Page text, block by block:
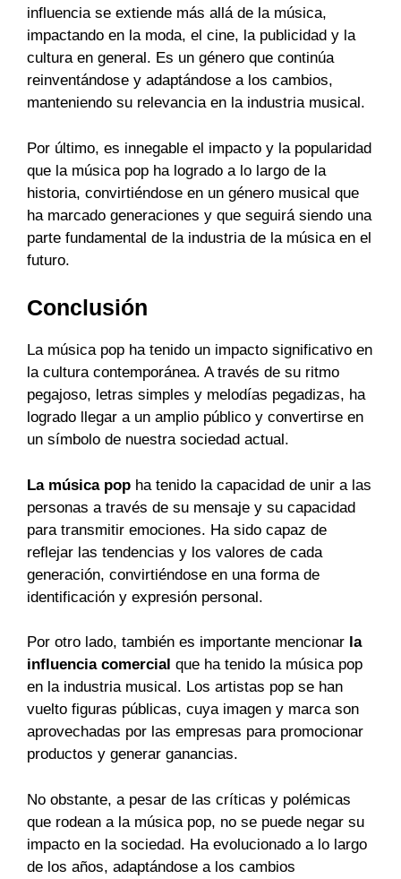
influencia se extiende más allá de la música,
impactando en la moda, el cine, la publicidad y la
cultura en general. Es un género que continúa
reinventándose y adaptándose a los cambios,
manteniendo su relevancia en la industria musical.
Por último, es innegable el impacto y la popularidad
que la música pop ha logrado a lo largo de la
historia, convirtiéndose en un género musical que
ha marcado generaciones y que seguirá siendo una
parte fundamental de la industria de la música en el
futuro.
Conclusión
La música pop ha tenido un impacto significativo en
la cultura contemporánea. A través de su ritmo
pegajoso, letras simples y melodías pegadizas, ha
logrado llegar a un amplio público y convertirse en
un símbolo de nuestra sociedad actual.
La música pop ha tenido la capacidad de unir a las
personas a través de su mensaje y su capacidad
para transmitir emociones. Ha sido capaz de
reflejar las tendencias y los valores de cada
generación, convirtiéndose en una forma de
identificación y expresión personal.
Por otro lado, también es importante mencionar la
influencia comercial que ha tenido la música pop
en la industria musical. Los artistas pop se han
vuelto figuras públicas, cuya imagen y marca son
aprovechadas por las empresas para promocionar
productos y generar ganancias.
No obstante, a pesar de las críticas y polémicas
que rodean a la música pop, no se puede negar su
impacto en la sociedad. Ha evolucionado a lo largo
de los años, adaptándose a los cambios